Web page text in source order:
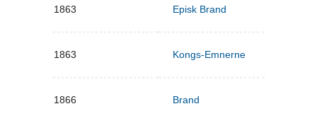
1863 Episk Brand
1863 Kongs-Emnerne
1866 Brand